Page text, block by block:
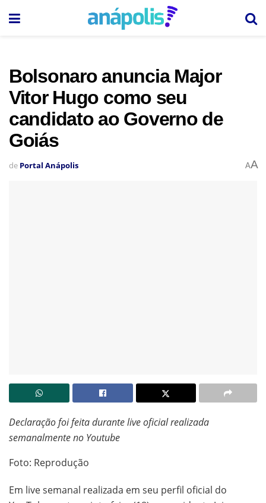
Bolsonaro anuncia Major
Vitor Hugo como seu
candidato ao Governo de
Goiás
de Portal Anápolis AA
Declaração foi feita durante live oficial realizada
semanalmente no Youtube
Foto: Reprodução
Em live semanal realizada em seu perfil oficial do